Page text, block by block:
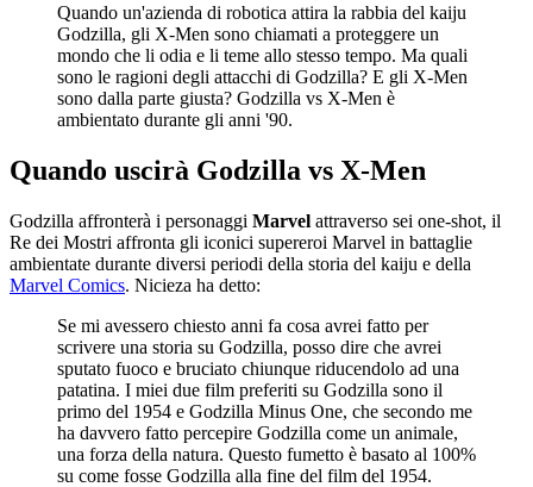
Quando un'azienda di robotica attira la rabbia del kaiju
Godzilla, gli X-Men sono chiamati a proteggere un
mondo che li odia e li teme allo stesso tempo. Ma quali
sono le ragioni degli attacchi di Godzilla? E gli X-Men
sono dalla parte giusta? Godzilla vs X-Men è
ambientato durante gli anni '90.
Quando uscirà Godzilla vs X-Men
Godzilla affronterà i personaggi Marvel attraverso sei one-shot, il
Re dei Mostri affronta gli iconici supereroi Marvel in battaglie
ambientate durante diversi periodi della storia del kaiju e della
Marvel Comics. Nicieza ha detto:
Se mi avessero chiesto anni fa cosa avrei fatto per
scrivere una storia su Godzilla, posso dire che avrei
sputato fuoco e bruciato chiunque riducendolo ad una
patatina. I miei due film preferiti su Godzilla sono il
primo del 1954 e Godzilla Minus One, che secondo me
ha davvero fatto percepire Godzilla come un animale,
una forza della natura. Questo fumetto è basato al 100%
su come fosse Godzilla alla fine del film del 1954.